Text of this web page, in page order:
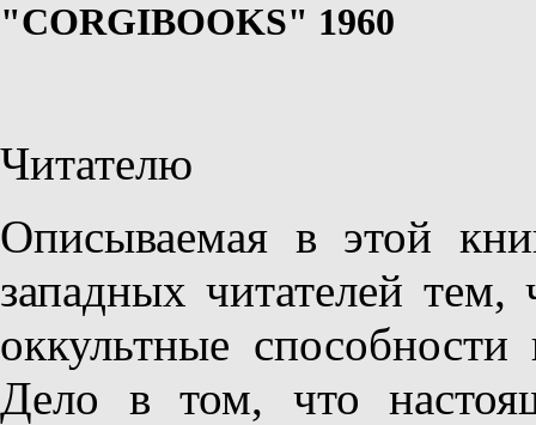
"CORGIBOOKS" 1960
Читателю
Описываемая в этой
западных читателей
оккультные способности
Дело в том, что